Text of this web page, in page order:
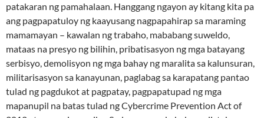
patakaran ng pamahalaan. Hanggang ngayon ay kitang kita pa
ang pagpapatuloy ng kaayusang nagpapahirap sa maraming
mamamayan – kawalan ng trabaho, mababang suweldo,
mataas na presyo ng bilihin, pribatisasyon ng mga batayang
serbisyo, demolisyon ng mga bahay ng maralita sa kalunsuran,
militarisasyon sa kanayunan, paglabag sa karapatang pantao
tulad ng pagdukot at pagpatay, pagpapatupad ng mga
mapanupil na batas tulad ng Cybercrime Prevention Act of